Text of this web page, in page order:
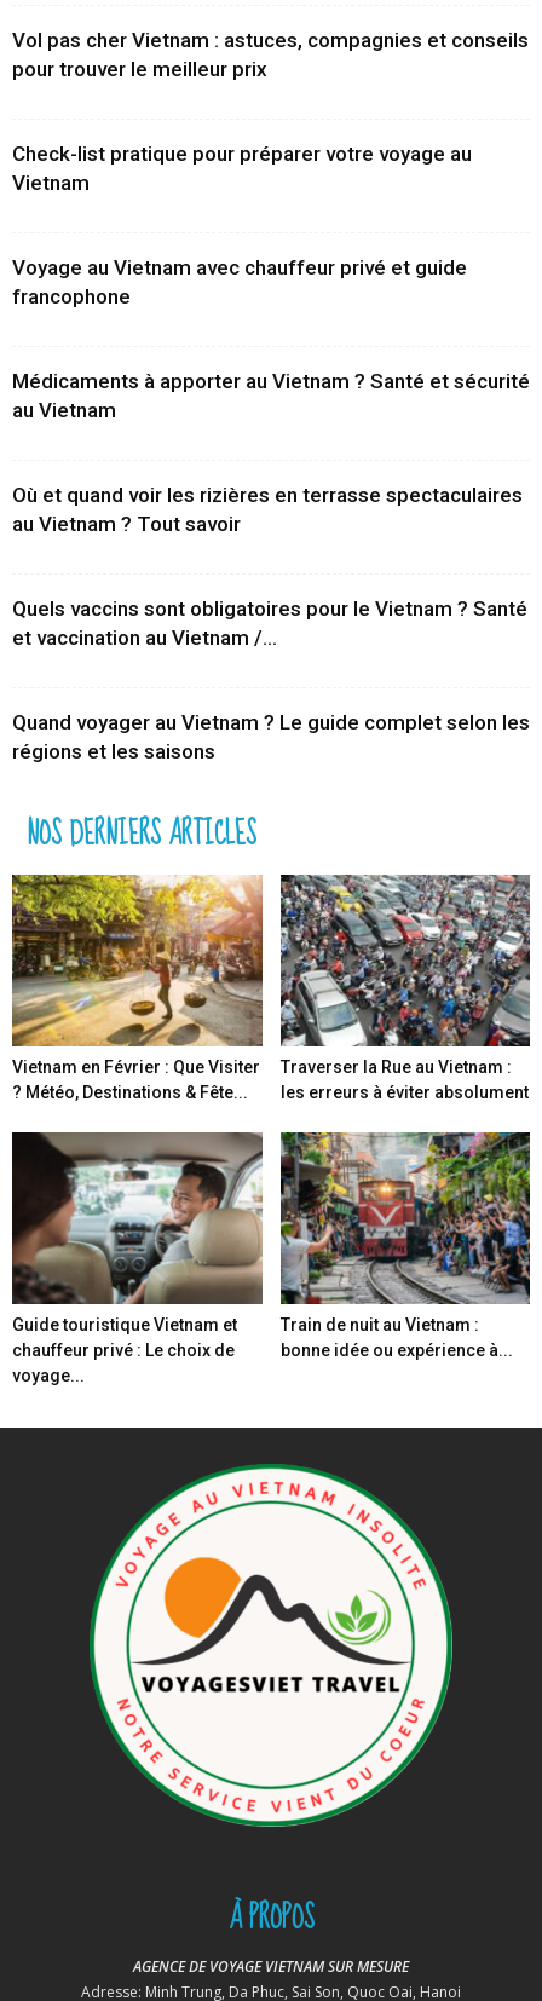
Vol pas cher Vietnam : astuces, compagnies et conseils
pour trouver le meilleur prix
Check-list pratique pour préparer votre voyage au
Vietnam
Voyage au Vietnam avec chauffeur privé et guide
francophone
Médicaments à apporter au Vietnam ? Santé et sécurité
au Vietnam
Où et quand voir les rizières en terrasse spectaculaires
au Vietnam ? Tout savoir
Quels vaccins sont obligatoires pour le Vietnam ? Santé
et vaccination au Vietnam /...
Quand voyager au Vietnam ? Le guide complet selon les
régions et les saisons
NOS DERNIERS ARTICLES
Vietnam en Février : Que Visiter
? Météo, Destinations & Fête...
Traverser la Rue au Vietnam :
les erreurs à éviter absolument
Guide touristique Vietnam et
chauffeur privé : Le choix de
voyage...
Train de nuit au Vietnam :
bonne idée ou expérience à...
À PROPOS
AGENCE DE VOYAGE VIETNAM SUR MESURE
Adresse: Minh Trung, Da Phuc, Sai Son, Quoc Oai, Hanoi